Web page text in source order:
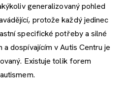
generalizovaný pohled
protože každý jedinec
specifické potřeby a silné
dospívajícím v Autis Centru je
Existuje tolik forem